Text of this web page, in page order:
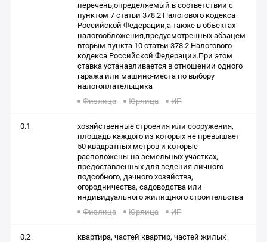
перечень,определяемый в соответствии с
пунктом 7 статьи 378.2 Налогового кодекса
Российской Федерации,а также в объектах
налогообложения,предусмотренных абзацем
вторым пункта 10 статьи 378.2 Налогового
кодекса Российской Федерации.При этом
ставка устанавливается в отношении одного
гаража или машино-места по выбору
налогоплательщика
Физлица
Юрлица ИП
0.1
хозяйственные строения или сооружения,
площадь каждого из которых не превышает
50 квадратных метров и которые
расположены на земельных участках,
предоставленных для ведения личного
подсобного, дачного хозяйства,
огородничества, садоводства или
индивидуального жилищного строительства
Физлица
Юрлица ИП
0.2
квартира, частей квартир, частей жилых